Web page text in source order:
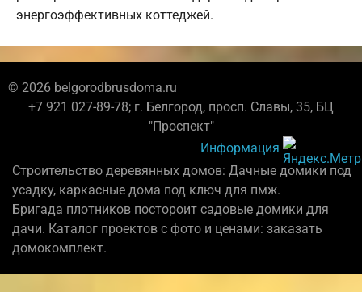
энергоэффективных коттеджей.
© 2026 belgorodbrusdoma.ru
+7 921 027-89-78; г. Белгород, просп. Славы, 35, БЦ
"Проспект"
Информация
Строительство деревянных домов: Дачные домики под
усадку, каркасные дома под ключ для пмж.
Бригада плотников постороит садовые домики для
дачи. Каталог проектов с фото и ценами: заказать
домокомплект.